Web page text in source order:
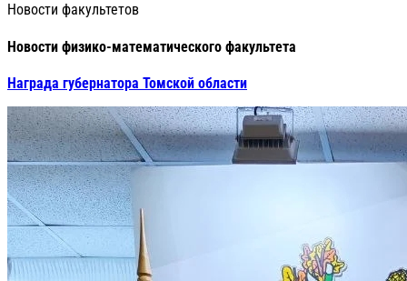
Новости факультетов
Новости физико-математического факультета
Награда губернатора Томской области